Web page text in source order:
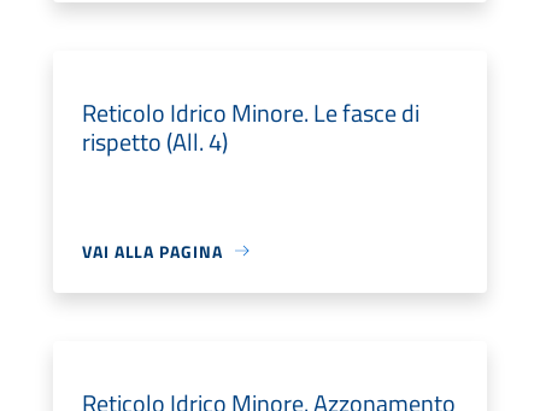
Reticolo Idrico Minore. Le fasce di
rispetto (All. 4)
VAI ALLA PAGINA
Reticolo Idrico Minore. Azzonamento